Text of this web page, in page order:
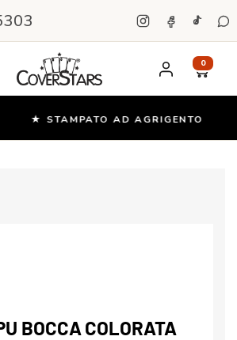
0
★ STAMPATO AD AGRIGENTO
BOCCA COLORATA